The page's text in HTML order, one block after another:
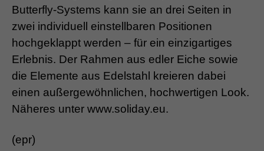
Butterfly-Systems kann sie an drei Seiten in
zwei individuell einstellbaren Positionen
hochgeklappt werden – für ein einzigartiges
Erlebnis. Der Rahmen aus edler Eiche sowie
die Elemente aus Edelstahl kreieren dabei
einen außergewöhnlichen, hochwertigen Look.
Näheres unter www.soliday.eu.
(epr)